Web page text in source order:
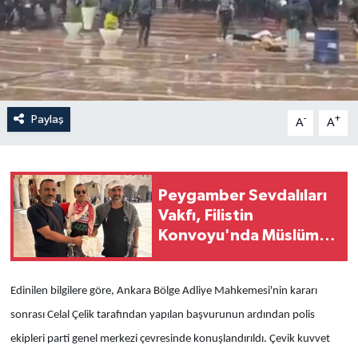
Paylaş A- A+
Peygamber Sevdalıları
Vakfı, Filistin
Konvoyu'nda Müslüman
Edinilen bilgilere göre, Ankara Bölge Adliye Mahkemesi'nin kararı
sonrası Celal Çelik tarafından yapılan başvurunun ardından polis
ekipleri parti genel merkezi çevresinde konuşlandırıldı. Çevik kuvvet
Dünya
Eği̇ti̇m